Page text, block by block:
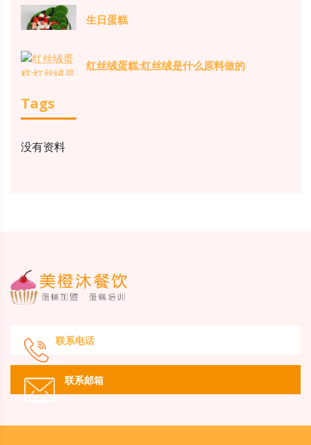
生日蛋糕
红丝绒蛋糕:红丝绒是什么原料做的
Tags
没有资料
联系电话
联系邮箱